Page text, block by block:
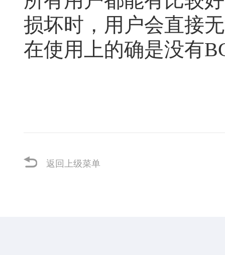
损坏时，用户会直接
在使用上的确是没有
返回上级菜单